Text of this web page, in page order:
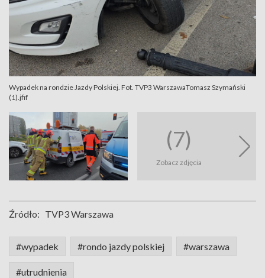
Wypadek na rondzie Jazdy Polskiej. Fot. TVP3 WarszawaTomasz Szymański
(1).jfif
(7)
Zobacz zdjęcia
Źródło: TVP3 Warszawa
#wypadek #rondo jazdy polskiej #warszawa
#utrudnienia